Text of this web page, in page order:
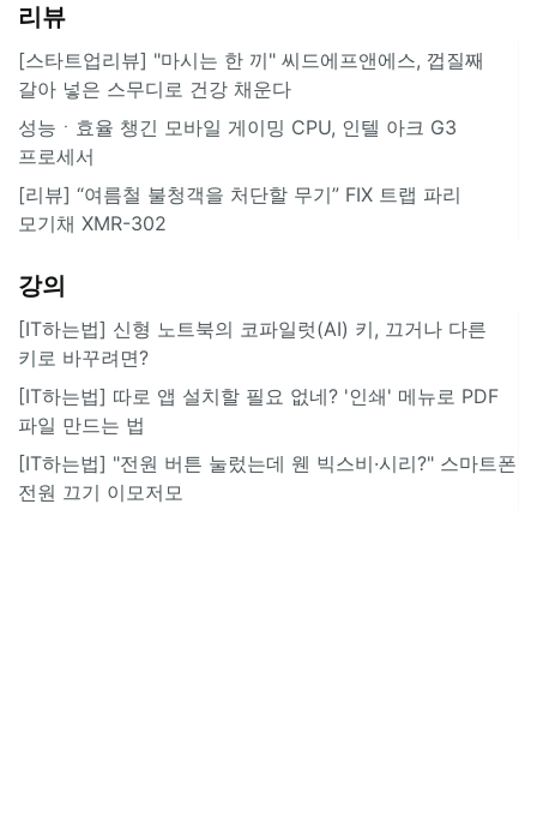
리뷰
[스타트업리뷰] "마시는 한 끼" 씨드에프앤에스, 껍질째
갈아 넣은 스무디로 건강 채운다
성능ㆍ효율 챙긴 모바일 게이밍 CPU, 인텔 아크 G3
프로세서
[리뷰] “여름철 불청객을 처단할 무기” FIX 트랩 파리
모기채 XMR-302
강의
[IT하는법] 신형 노트북의 코파일럿(AI) 키, 끄거나 다른
키로 바꾸려면?
[IT하는법] 따로 앱 설치할 필요 없네? '인쇄' 메뉴로 PDF
파일 만드는 법
[IT하는법] "전원 버튼 눌렀는데 웬 빅스비·시리?" 스마트폰
전원 끄기 이모저모